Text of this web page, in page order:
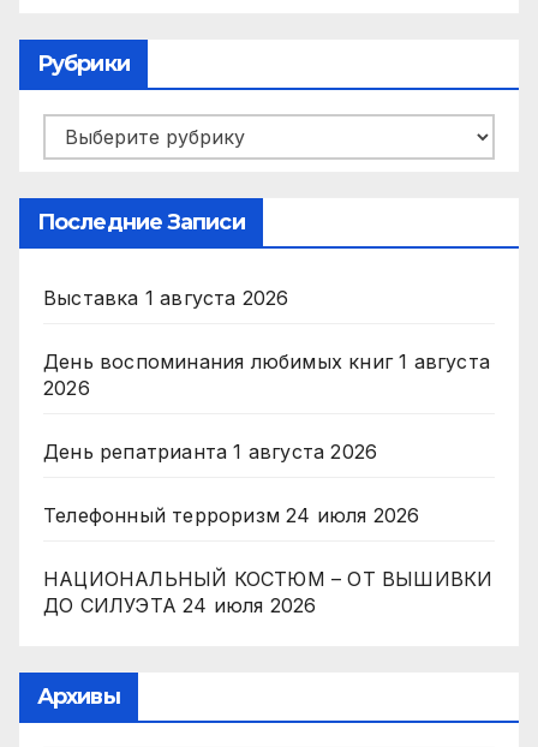
Рубрики
Рубрики
Последние Записи
Выставка 1 августа 2026
День воспоминания любимых книг 1 августа
2026
День репатрианта 1 августа 2026
Телефонный терроризм 24 июля 2026
НАЦИОНАЛЬНЫЙ КОСТЮМ – ОТ ВЫШИВКИ
ДО СИЛУЭТА 24 июля 2026
Архивы